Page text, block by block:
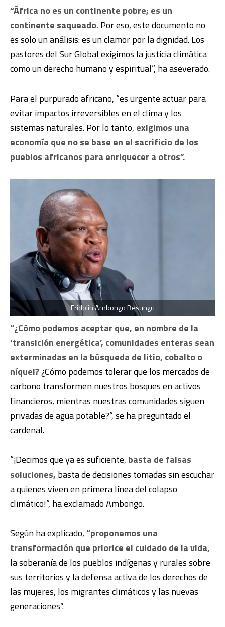
“África no es un continente pobre; es un
continente saqueado.Por eso, este documento no
es solo un análisis: es un clamor por la dignidad. Los
pastores del Sur Global exigimos la justicia climática
como un derecho humano y espiritual”, ha aseverado.
Para el purpurado africano, “es urgente actuar para
evitar impactos irreversibles en el clima y los
sistemas naturales. Por lo tanto, exigimos una
economía que no se base en el sacrificio de los
pueblos africanos para enriquecer a otros”.
Fridolin Ambongo Besungu
“¿Cómo podemos aceptar que, en nombre de la
‘transición energética’, comunidades enteras sean
exterminadas en la búsqueda de litio, cobalto o
níquel?¿Cómo podemos tolerar que los mercados de
carbono transformen nuestros bosques en activos
financieros, mientras nuestras comunidades siguen
privadas de agua potable?”, se ha preguntado el
cardenal.
“¡Decimos que ya es suficiente, basta de falsas
soluciones, basta de decisiones tomadas sin escuchar
a quienes viven en primera línea del colapso
climático!”, ha exclamado Ambongo.
Según ha explicado,“proponemos una
transformación que priorice el cuidado de la vida,
la soberanía de los pueblos indígenas y rurales sobre
sus territorios y la defensa activa de los derechos de
las mujeres, los migrantes climáticos y las nuevas
generaciones”.